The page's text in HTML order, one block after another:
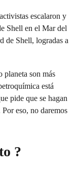
escalaron y
Shell en el Mar del
de Shell, logradas a
planeta son más
está
pide que se hagan
eso, no daremos
?